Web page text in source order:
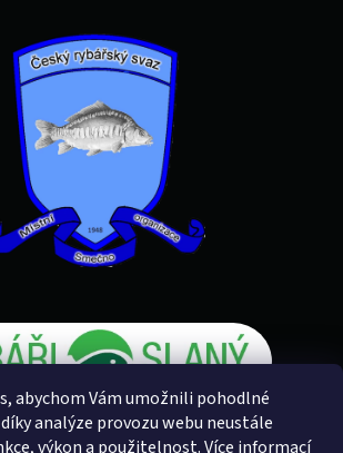
abychom Vám umožnili pohodlné
analýze provozu webu neustále
výkon a použitelnost.Více informací